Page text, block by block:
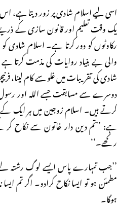
اسی لیے اسلام شادی پر زور دیتا ہے،
یک وقت تعلیم اور قانون سازی کے
رکاوٹوں کو دور کرتا ہے۔ اسلام شادی
والی بے بنیاد روایات کی مذمت کرتا
شادی کی تقریبات میں غلو سے کام لینا،
دوسرے سے مسابقت جسے اللہ اور
کرتے ہیں۔ اسلام زوجین میں ہر ایک کے
ہے: ’’تم دین دار خاتون سے نکاح کر
رکھے۔‘‘
’’جب تمہارے پاس ایسے لوگ رشتہ
مطمئن ہو تو ایسا نکاح کرادو۔ اگر تم ایسا
ہوگا۔